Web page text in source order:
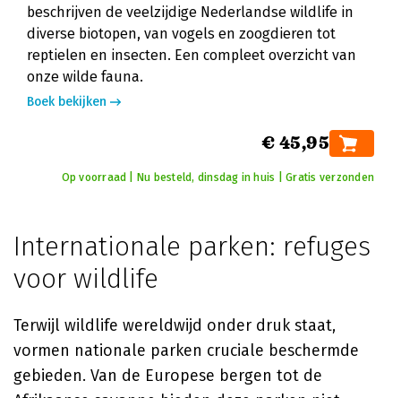
beschrijven de veelzijdige Nederlandse wildlife in
diverse biotopen, van vogels en zoogdieren tot
reptielen en insecten. Een compleet overzicht van
onze wilde fauna.
Boek bekijken
€ 45,95
Op voorraad | Nu besteld, dinsdag in huis | Gratis verzonden
Internationale parken: refuges
voor wildlife
Terwijl wildlife wereldwijd onder druk staat,
vormen nationale parken cruciale beschermde
gebieden. Van de Europese bergen tot de